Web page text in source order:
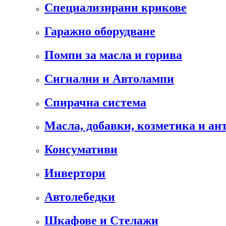
Специализирани крикове
Гаражно оборудване
Помпи за масла и горива
Сигнални и Автолампи
Спирачна система
Масла, добавки, козметика и
Консумативи
Инвертори
Автолебедки
Шкафове и Стелажи